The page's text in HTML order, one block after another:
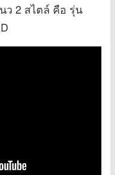
ว 2 สไตล์ คือ รุ่น